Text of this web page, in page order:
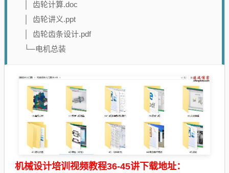
│ 齿轮计算.doc
│ 齿轮讲义.ppt
│ 齿轮齿条设计.pdf
└─电机总装
机械设计培训视频教程36-45讲下载地址：